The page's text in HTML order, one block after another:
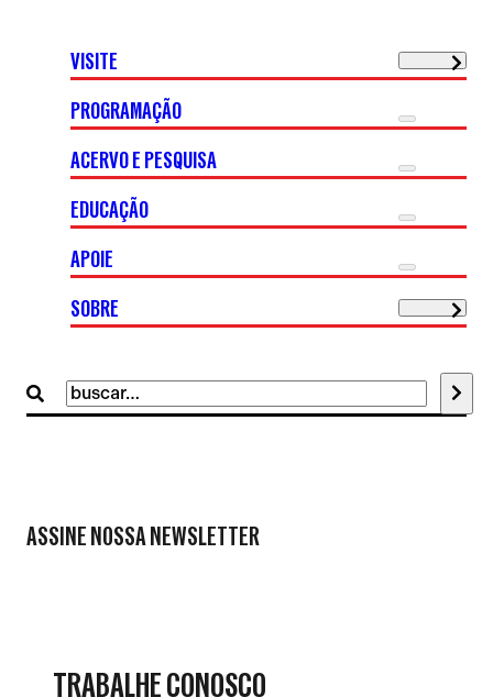
Buscar
por:
VISITE
PROGRAMAÇÃO
ACERVO E PESQUISA
EDUCAÇÃO
APOIE
SOBRE
ASSINE NOSSA NEWSLETTER
TRABALHE CONOSCO